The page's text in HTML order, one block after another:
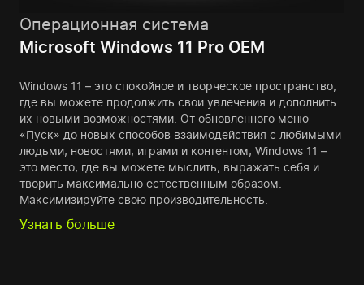
Операционная система
Microsoft Windows 11 Pro OEM
Windows 11 – это спокойное и творческое пространство,
где вы можете продолжить свои увлечения и дополнить
их новыми возможностями. От обновленного меню
«Пуск» до новых способов взаимодействия с любимыми
людьми, новостями, играми и контентом, Windows 11 –
это место, где вы можете мыслить, выражать себя и
творить максимально естественным образом.
Максимизируйте свою производительность.
Узнать больше